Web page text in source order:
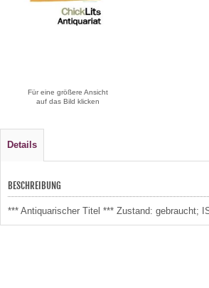
Für eine größere Ansicht
auf das Bild klicken
Details
BESCHREIBUNG
*** Antiquarischer Titel *** Zustand: gebraucht;